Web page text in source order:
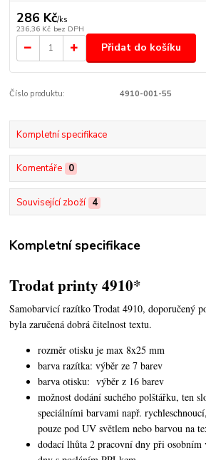
286 Kč/ks
236,36 Kč bez DPH
Přidat do košíku
Číslo produktu: 4910-001-55
Kompletní specifikace
Komentáře 0
Související zboží 4
Kompletní specifikace
Trodat printy 4910*
Samobarvicí razítko Trodat 4910, doporučený
byla zaručená dobrá čitelnost textu.
rozměr otisku je max 8x25 mm
barva razítka: výběr ze 7 barev
barva otisku: výběr z 16 barev
možnost dodání suchého polštářku, ten
speciálními barvami např.
pouze pod UV světlem nebo barvou na
dodací lhůta 2 pracovní dny při